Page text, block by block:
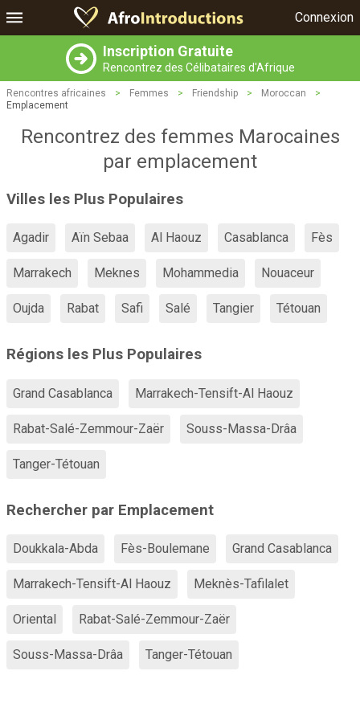
Connexion
Inscription Gratuite
Rencontrez des Célibataires d'Afrique
Rencontres africaines > Femmes > Friendship > Moroccan
>
Emplacement
Rencontrez des femmes Marocaines
par emplacement
Villes les Plus Populaires
Agadir Aïn Sebaa Al Haouz Casablanca Fès
Marrakech Meknes Mohammedia Nouaceur
Oujda Rabat Safi Salé Tangier Tétouan
Régions les Plus Populaires
Grand Casablanca Marrakech-Tensift-Al Haouz
Rabat-Salé-Zemmour-Zaër Souss-Massa-Drâa
Tanger-Tétouan
Rechercher par Emplacement
Doukkala-Abda Fès-Boulemane Grand Casablanca
Marrakech-Tensift-Al Haouz Meknès-Tafilalet
Oriental Rabat-Salé-Zemmour-Zaër
Souss-Massa-Drâa Tanger-Tétouan